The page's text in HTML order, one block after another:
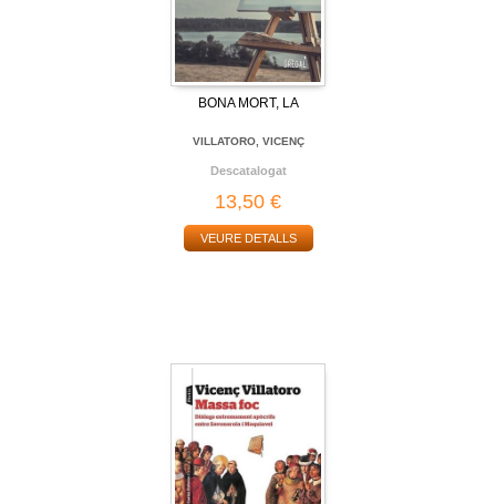
BONA MORT, LA
VILLATORO, VICENÇ
Descatalogat
13,50 €
VEURE DETALLS